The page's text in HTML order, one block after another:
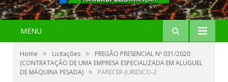
MENU
Home » Licitações »
PREGÃO PRESENCIAL Nº 031/2020
(CONTRATAÇÃO DE UMA EMPRESA ESPECIALIZADA EM ALUGUEL
DE MÁQUINA PESADA) » PARECER-JURIDICO-2